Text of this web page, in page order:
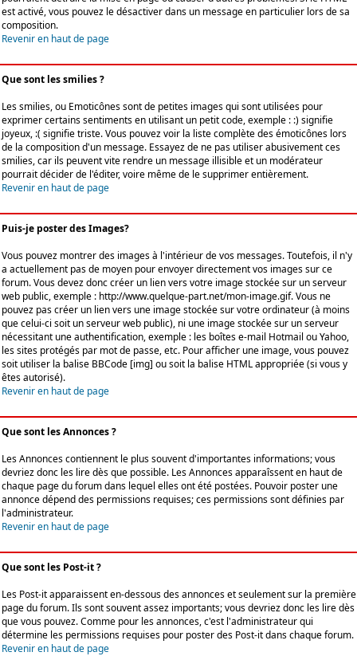
est activé, vous pouvez le désactiver dans un message en particulier lors de sa
composition.
Revenir en haut de page
Que sont les smilies ?
Les smilies, ou Emoticônes sont de petites images qui sont utilisées pour
exprimer certains sentiments en utilisant un petit code, exemple : :) signifie
joyeux, :( signifie triste. Vous pouvez voir la liste complète des émoticônes lors
de la composition d'un message. Essayez de ne pas utiliser abusivement ces
smilies, car ils peuvent vite rendre un message illisible et un modérateur
pourrait décider de l'éditer, voire même de le supprimer entièrement.
Revenir en haut de page
Puis-je poster des Images?
Vous pouvez montrer des images à l'intérieur de vos messages. Toutefois, il n'y
a actuellement pas de moyen pour envoyer directement vos images sur ce
forum. Vous devez donc créer un lien vers votre image stockée sur un serveur
web public, exemple : http://www.quelque-part.net/mon-image.gif. Vous ne
pouvez pas créer un lien vers une image stockée sur votre ordinateur (à moins
que celui-ci soit un serveur web public), ni une image stockée sur un serveur
nécessitant une authentification, exemple : les boîtes e-mail Hotmail ou Yahoo,
les sites protégés par mot de passe, etc. Pour afficher une image, vous pouvez
soit utiliser la balise BBCode [img] ou soit la balise HTML appropriée (si vous y
êtes autorisé).
Revenir en haut de page
Que sont les Annonces ?
Les Annonces contiennent le plus souvent d'importantes informations; vous
devriez donc les lire dès que possible. Les Annonces apparaîssent en haut de
chaque page du forum dans lequel elles ont été postées. Pouvoir poster une
annonce dépend des permissions requises; ces permissions sont définies par
l'administrateur.
Revenir en haut de page
Que sont les Post-it ?
Les Post-it apparaissent en-dessous des annonces et seulement sur la première
page du forum. Ils sont souvent assez importants; vous devriez donc les lire dès
que vous pouvez. Comme pour les annonces, c'est l'administrateur qui
détermine les permissions requises pour poster des Post-it dans chaque forum.
Revenir en haut de page